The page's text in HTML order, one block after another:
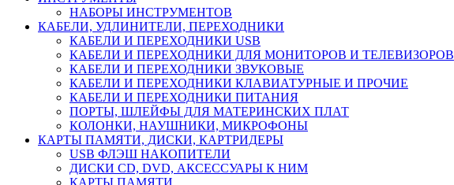
НАБОРЫ ИНСТРУМЕНТОВ
КАБЕЛИ, УДЛИНИТЕЛИ, ПЕРЕХОДНИКИ
КАБЕЛИ И ПЕРЕХОДНИКИ USB
КАБЕЛИ И ПЕРЕХОДНИКИ ДЛЯ МОНИТОРОВ И ТЕЛЕВИЗОРОВ
КАБЕЛИ И ПЕРЕХОДНИКИ ЗВУКОВЫЕ
КАБЕЛИ И ПЕРЕХОДНИКИ КЛАВИАТУРНЫЕ И ПРОЧИЕ
КАБЕЛИ И ПЕРЕХОДНИКИ ПИТАНИЯ
ПОРТЫ, ШЛЕЙФЫ ДЛЯ МАТЕРИНСКИХ ПЛАТ
КОЛОНКИ, НАУШНИКИ, МИКРОФОНЫ
КАРТЫ ПАМЯТИ, ДИСКИ, КАРТРИДЕРЫ
USB ФЛЭШ НАКОПИТЕЛИ
ДИСКИ CD, DVD, АКСЕССУАРЫ К НИМ